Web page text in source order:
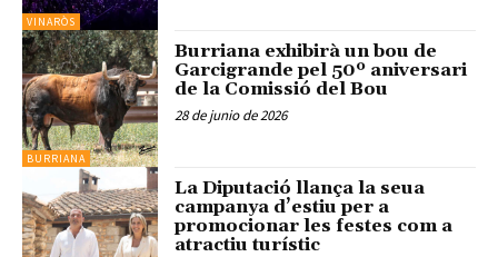
VINARÒS
BURRIANA
Burriana exhibirà un bou de
Garcigrande pel 50º aniversari
de la Comissió del Bou
28 de junio de 2026
La Diputació llança la seua
campanya d’estiu per a
promocionar les festes com a
atractiu turístic